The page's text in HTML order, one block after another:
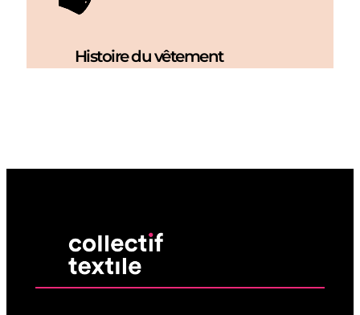
Histoire du vêtement